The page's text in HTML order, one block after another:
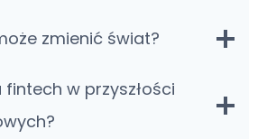
zmienić świat?
w przyszłości